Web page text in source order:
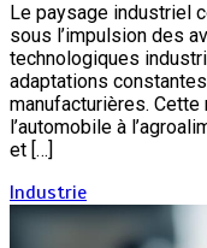
Le paysage industriel
sous l’impulsion des
technologiques
adaptations
manufacturières.
l’automobile à
et […]
Industrie